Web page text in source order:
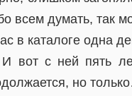
всем думать, так
в каталоге одна
И вот с ней пять
но